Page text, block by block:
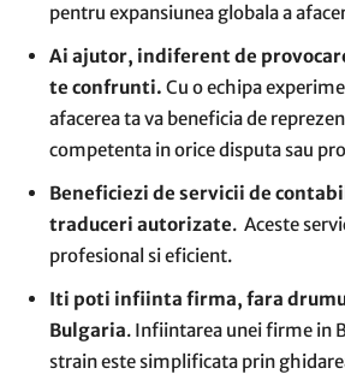
pentru expansiunea globala a
Ai ajutor, indiferent de
te confrunti. Cu o echipa
afacerea ta va beneficia de
competenta in orice disputa sau
Beneficiezi de servicii de
traduceri autorizate. Aceste
profesional si eficient.
Iti poti infiinta firma, fara
Bulgaria. Infiintarea unei firme in
strain este simplificata prin